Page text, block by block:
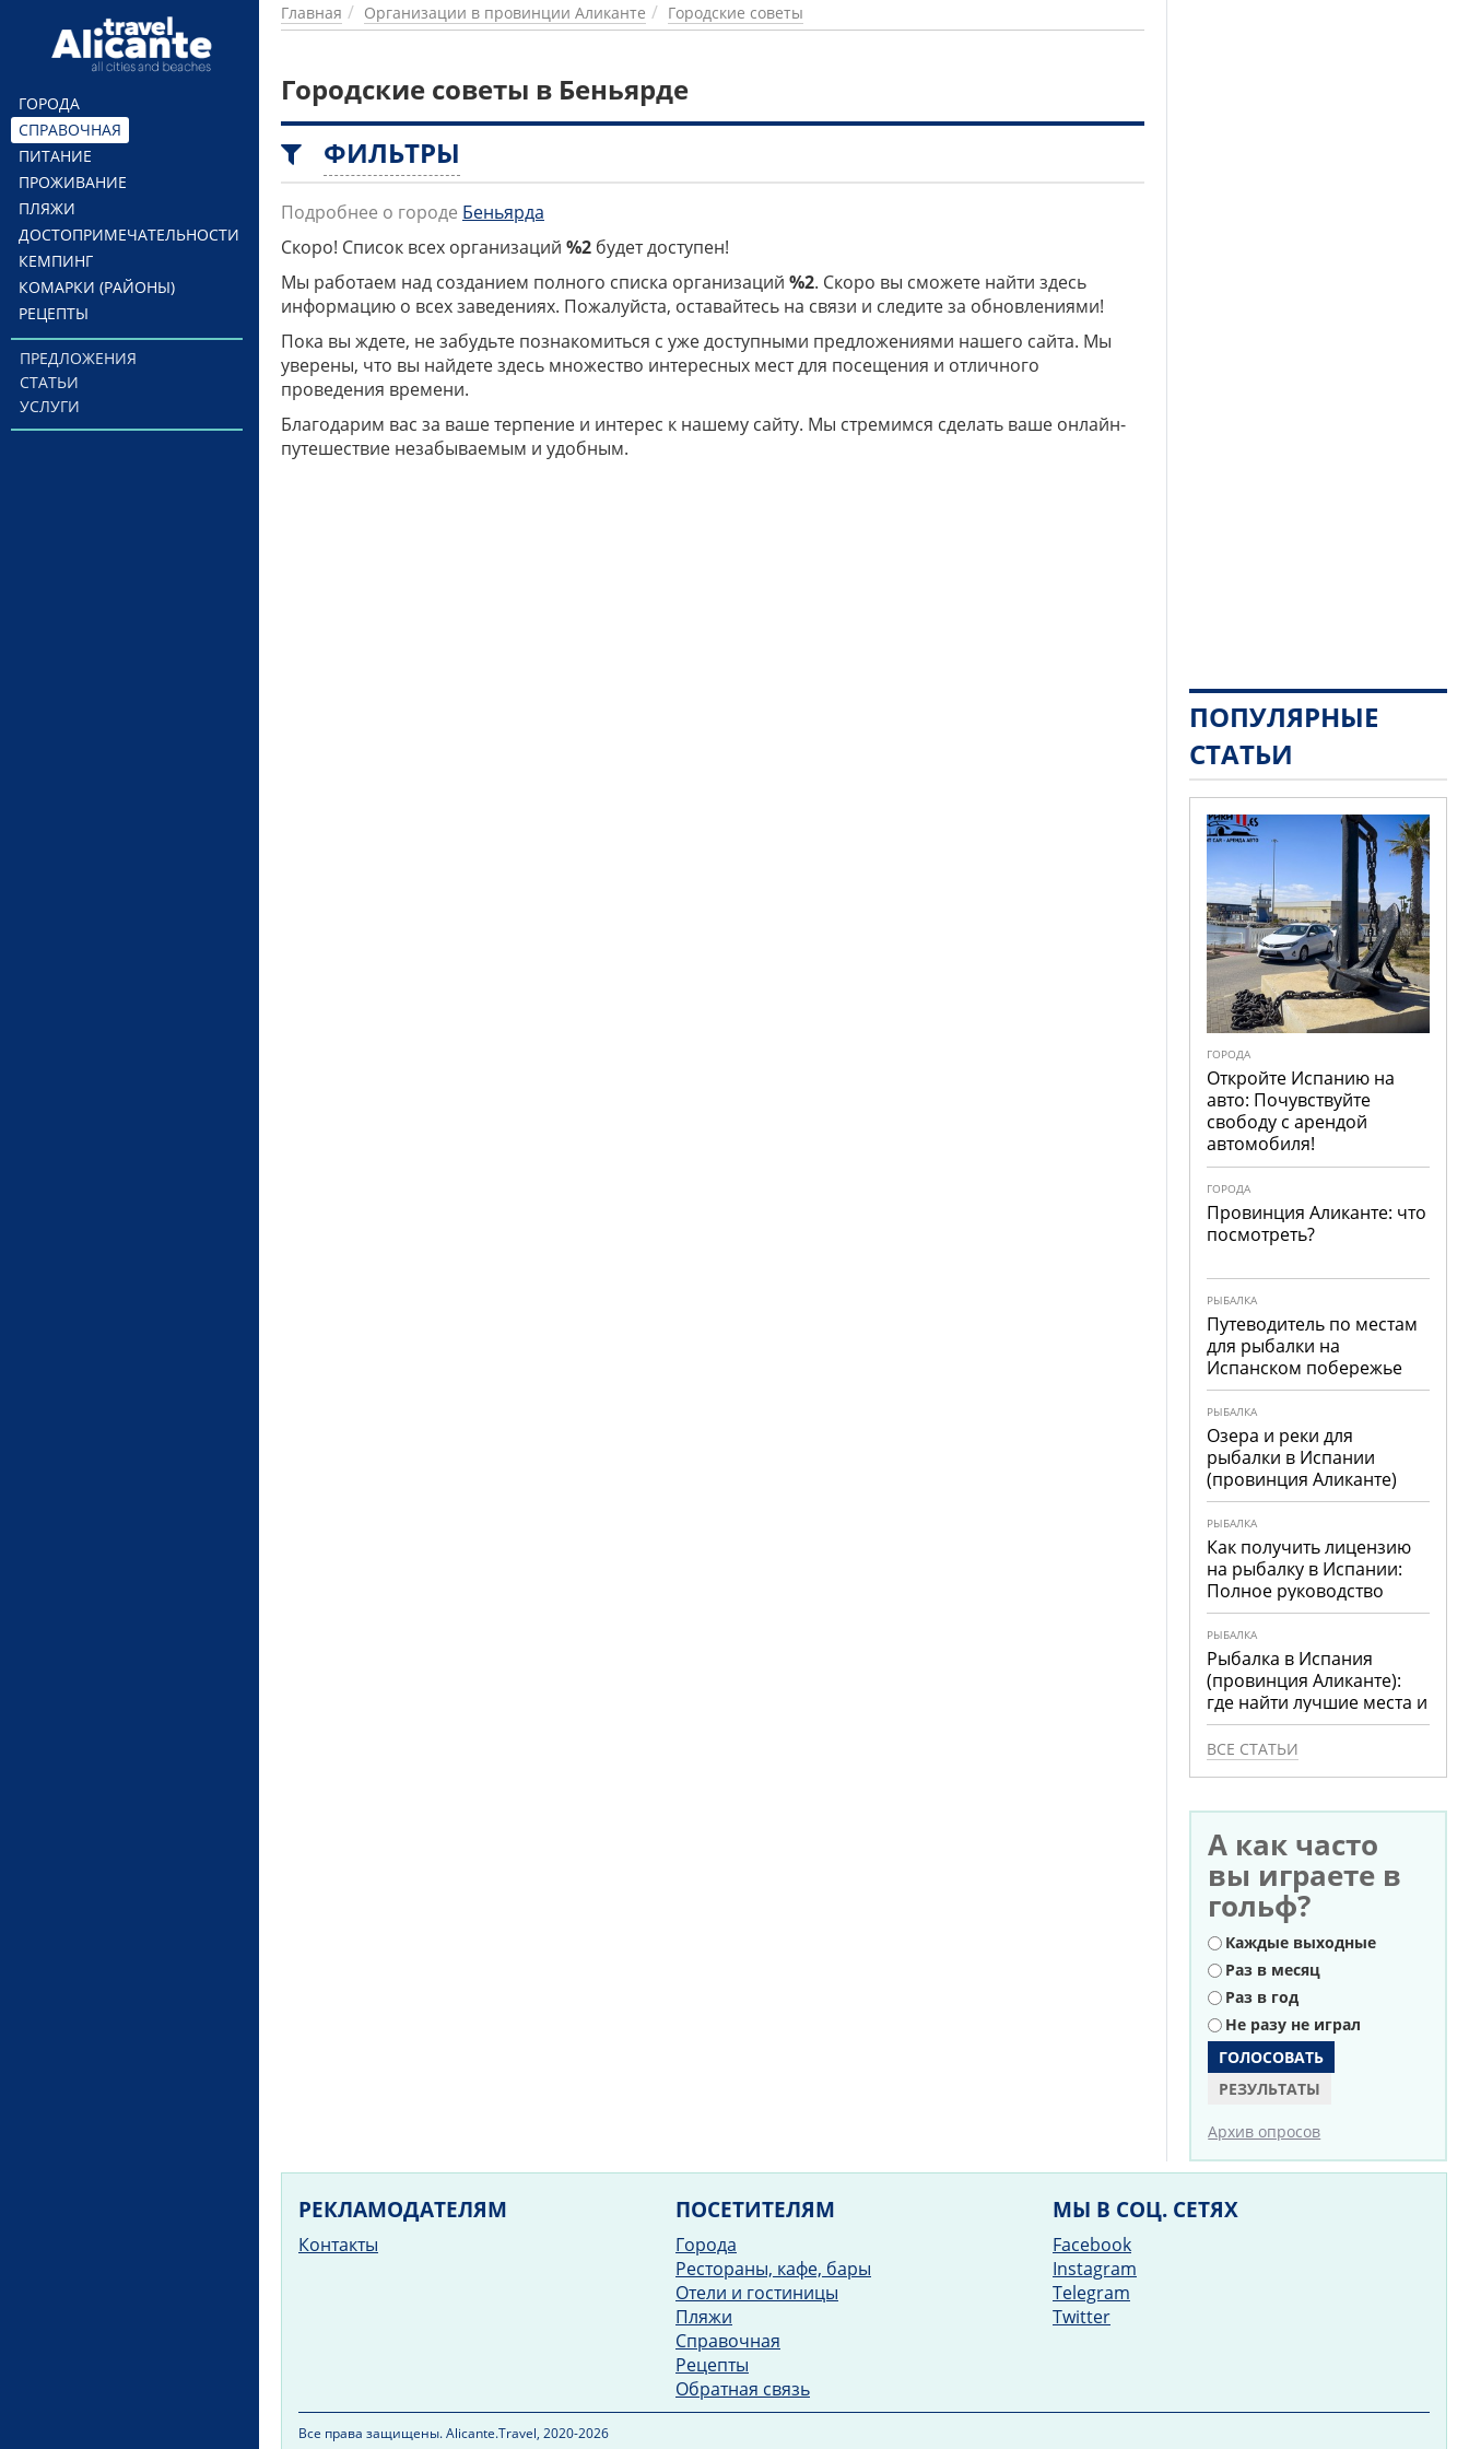
Перейти к основному содержанию
ГОРОДА
СПРАВОЧНАЯ
ПИТАНИЕ
ПРОЖИВАНИЕ
ПЛЯЖИ
ДОСТОПРИМЕЧАТЕЛЬНОСТИ
КЕМПИНГ
КОМАРКИ (РАЙОНЫ)
РЕЦЕПТЫ
ПРЕДЛОЖЕНИЯ
СТАТЬИ
УСЛУГИ
Главная Организации в провинции Аликанте Городские советы
Городские советы в Беньярде
ФИЛЬТРЫ
Подробнее о городе Беньярда
Скоро! Список всех организаций %2 будет доступен!
Мы работаем над созданием полного списка организаций %2. Скоро вы сможете найти здесь
информацию о всех заведениях. Пожалуйста, оставайтесь на связи и следите за обновлениями!
Пока вы ждете, не забудьте познакомиться с уже доступными предложениями нашего сайта. Мы
уверены, что вы найдете здесь множество интересных мест для посещения и отличного
проведения времени.
Благодарим вас за ваше терпение и интерес к нашему сайту. Мы стремимся сделать ваше онлайн-
путешествие незабываемым и удобным.
ПОПУЛЯРНЫЕ
СТАТЬИ
ГОРОДА
Откройте Испанию на
авто: Почувствуйте
свободу с арендой
автомобиля!
ГОРОДА
Провинция Аликанте: что
посмотреть?
РЫБАЛКА
Путеводитель по местам
для рыбалки на
Испанском побережье
РЫБАЛКА
Озера и реки для
рыбалки в Испании
(провинция Аликанте)
РЫБАЛКА
Как получить лицензию
на рыбалку в Испании:
Полное руководство
РЫБАЛКА
Рыбалка в Испания
(провинция Аликанте):
где найти лучшие места и
что ловить
ВСЕ СТАТЬИ
А как часто
вы играете в
гольф?
Варианты
Каждые выходные
Раз в месяц
Раз в год
Не разу не играл
РЕЗУЛЬТАТЫ
Архив опросов
РЕКЛАМОДАТЕЛЯМ
Контакты
ПОСЕТИТЕЛЯМ
Города
Рестораны, кафе, бары
Отели и гостиницы
Пляжи
Справочная
Рецепты
Обратная связь
МЫ В СОЦ. СЕТЯХ
Facebook
Instagram
Telegram
Twitter
Все права защищены. Alicante.Travel, 2020-2026